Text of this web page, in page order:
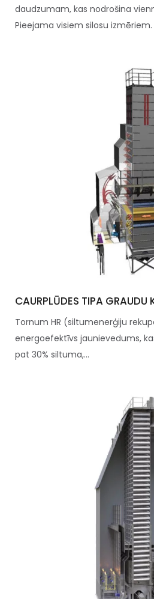
daudzumam, kas nodrošina
Pieejama visiem silosu izmēriem.
CAURPLŪDES TIPA GRAUDU
Tornum HR (siltumenerģiju
energoefektīvs jaunievedums,
pat 30% siltuma,...